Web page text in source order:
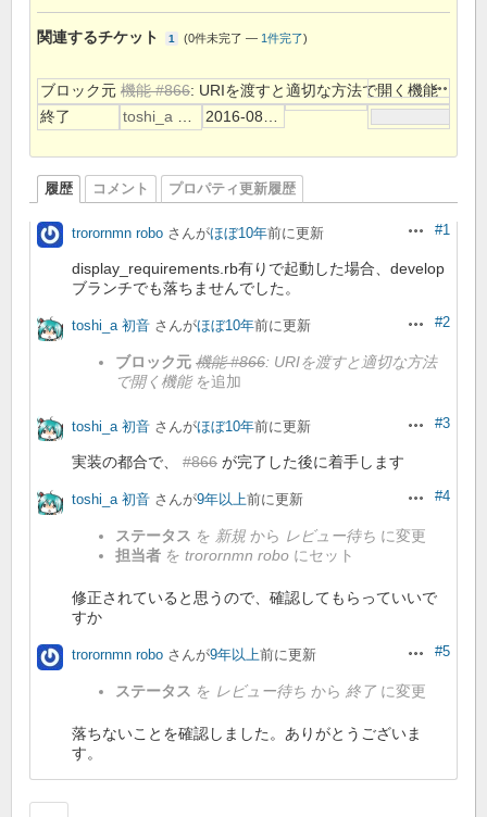
関連するチケット 1 (0件未完了 — 1件完了)
ブロック元 機能 #866: URIを渡すと適切な方法で開く機能
終了
履歴 コメント プロパティ更新履歴
操作#1
trorornmn robo さんがほぼ10年前に更新
display_requirements.rb有りで起動した場合、develop
ブランチでも落ちませんでした。
操作#2
toshi_a 初音 さんがほぼ10年前に更新
ブロック元 機能 #866: URIを渡すと適切な方法
で開く機能を追加
操作#3
toshi_a 初音 さんがほぼ10年前に更新
実装の都合で、 #866 が完了した後に着手します
操作#4
toshi_a 初音 さんが9年以上前に更新
ステータス を 新規 から レビュー待ち に変更
担当者 を trorornmn robo にセット
修正されていると思うので、確認してもらっていいで
すか
操作#5
trorornmn robo さんが9年以上前に更新
ステータス を レビュー待ち から 終了 に変更
落ちないことを確認しました。ありがとうございま
す。